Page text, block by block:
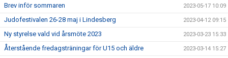
Brev inför sommaren 2023-05-17 10:09
Judofestivalen 26-28 maj i Lindesberg 2023-04-12 09:15
Ny styrelse vald vid årsmöte 2023 2023-03-23 15:33
Återstående fredagsträningar för U15 och äldre 2023-03-14 15:27